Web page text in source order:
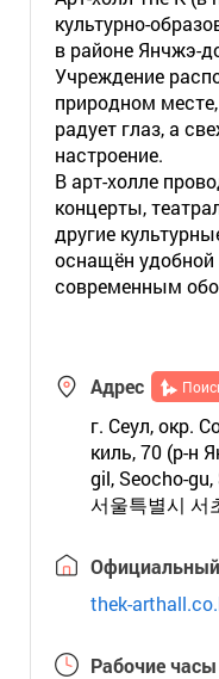
культурно-
в районе Янчжэ-
Учреждение
природном
радует глаз, а
настроение.
В арт-холле
концерты,
другие
оснащён
современным
Адрес
г. Сеул, окр.
киль, 70 (р-н
gil, Seocho-gu,
서울특별시 서
Официальный
thek-
Рабочие часы